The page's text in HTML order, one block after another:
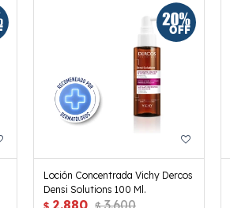
Loción Concentrada Vichy Dercos
Densi Solutions 100 Ml.